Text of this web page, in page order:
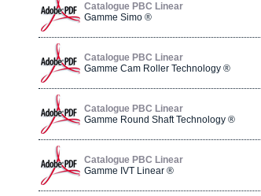
Catalogue PBC Linear
Gamme Simo ®
Catalogue PBC Linear
Gamme Cam Roller Technology ®
Catalogue PBC Linear
Gamme Round Shaft Technology ®
Catalogue PBC Linear
Gamme IVT Linear ®